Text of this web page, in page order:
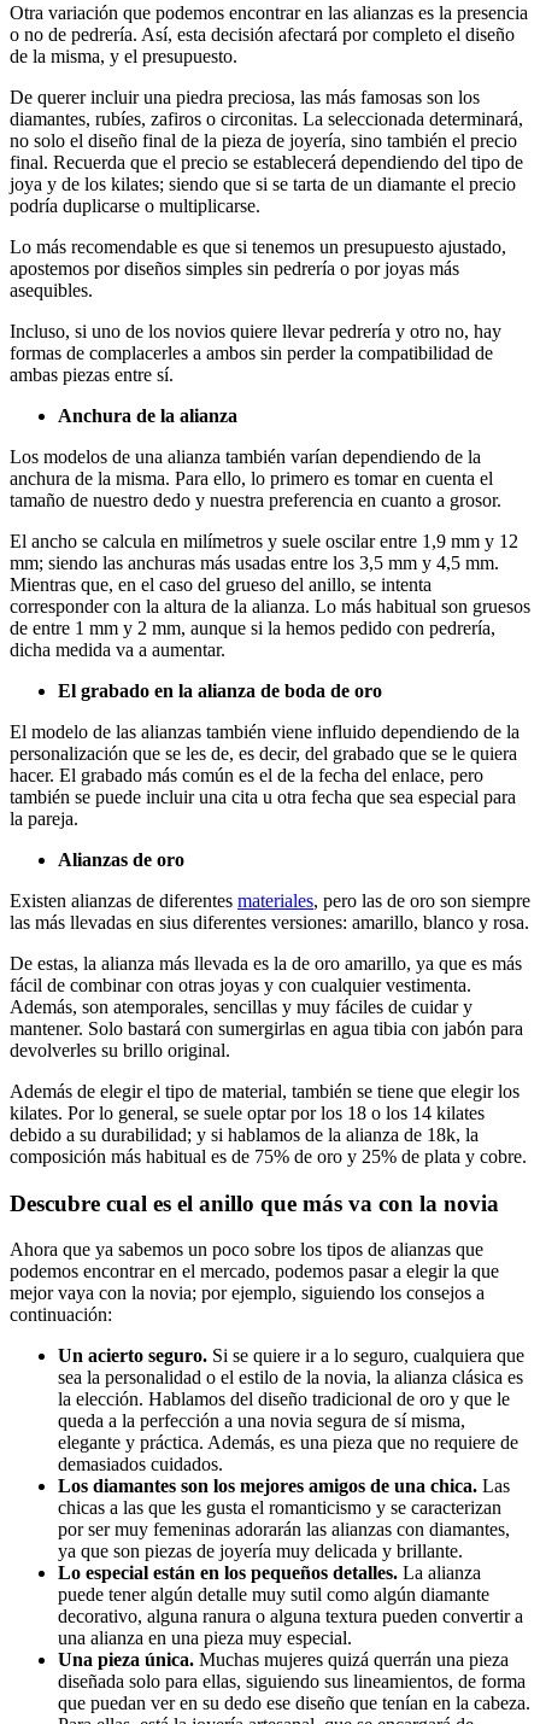
Otra variación que podemos encontrar en las alianzas es la presencia
o no de pedrería. Así, esta decisión afectará por completo el diseño
de la misma, y el presupuesto.
De querer incluir una piedra preciosa, las más famosas son los
diamantes, rubíes, zafiros o circonitas. La seleccionada determinará,
no solo el diseño final de la pieza de joyería, sino también el precio
final. Recuerda que el precio se establecerá dependiendo del tipo de
joya y de los kilates; siendo que si se tarta de un diamante el precio
podría duplicarse o multiplicarse.
Lo más recomendable es que si tenemos un presupuesto ajustado,
apostemos por diseños simples sin pedrería o por joyas más
asequibles.
Incluso, si uno de los novios quiere llevar pedrería y otro no, hay
formas de complacerles a ambos sin perder la compatibilidad de
ambas piezas entre sí.
Anchura de la alianza
Los modelos de una alianza también varían dependiendo de la
anchura de la misma. Para ello, lo primero es tomar en cuenta el
tamaño de nuestro dedo y nuestra preferencia en cuanto a grosor.
El ancho se calcula en milímetros y suele oscilar entre 1,9 mm y 12
mm; siendo las anchuras más usadas entre los 3,5 mm y 4,5 mm.
Mientras que, en el caso del grueso del anillo, se intenta
corresponder con la altura de la alianza. Lo más habitual son gruesos
de entre 1 mm y 2 mm, aunque si la hemos pedido con pedrería,
dicha medida va a aumentar.
El grabado en la alianza de boda de oro
El modelo de las alianzas también viene influido dependiendo de la
personalización que se les de, es decir, del grabado que se le quiera
hacer. El grabado más común es el de la fecha del enlace, pero
también se puede incluir una cita u otra fecha que sea especial para
la pareja.
Alianzas de oro
Existen alianzas de diferentes materiales, pero las de oro son siempre
las más llevadas en sius diferentes versiones: amarillo, blanco y rosa.
De estas, la alianza más llevada es la de oro amarillo, ya que es más
fácil de combinar con otras joyas y con cualquier vestimenta.
Además, son atemporales, sencillas y muy fáciles de cuidar y
mantener. Solo bastará con sumergirlas en agua tibia con jabón para
devolverles su brillo original.
Además de elegir el tipo de material, también se tiene que elegir los
kilates. Por lo general, se suele optar por los 18 o los 14 kilates
debido a su durabilidad; y si hablamos de la alianza de 18k, la
composición más habitual es de 75% de oro y 25% de plata y cobre.
Descubre cual es el anillo que más va con la novia
Ahora que ya sabemos un poco sobre los tipos de alianzas que
podemos encontrar en el mercado, podemos pasar a elegir la que
mejor vaya con la novia; por ejemplo, siguiendo los consejos a
continuación:
Un acierto seguro. Si se quiere ir a lo seguro, cualquiera que
sea la personalidad o el estilo de la novia, la alianza clásica es
la elección. Hablamos del diseño tradicional de oro y que le
queda a la perfección a una novia segura de sí misma,
elegante y práctica. Además, es una pieza que no requiere de
demasiados cuidados.
Los diamantes son los mejores amigos de una chica. Las
chicas a las que les gusta el romanticismo y se caracterizan
por ser muy femeninas adorarán las alianzas con diamantes,
ya que son piezas de joyería muy delicada y brillante.
Lo especial están en los pequeños detalles. La alianza
puede tener algún detalle muy sutil como algún diamante
decorativo, alguna ranura o alguna textura pueden convertir a
una alianza en una pieza muy especial.
Una pieza única. Muchas mujeres quizá querrán una pieza
diseñada solo para ellas, siguiendo sus lineamientos, de forma
que puedan ver en su dedo ese diseño que tenían en la cabeza.